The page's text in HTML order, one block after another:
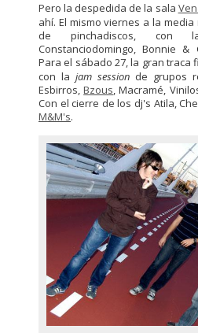
Pero la despedida de la sala
ahí. El mismo viernes a la
de pinchadiscos, con
Constanciodomingo, Bonnie &
Para el sábado 27, la gran traca
con la jam session de grupos
Esbirros,Bzous, Macramé,
Con el cierre de los dj's Atila,
M&M's.